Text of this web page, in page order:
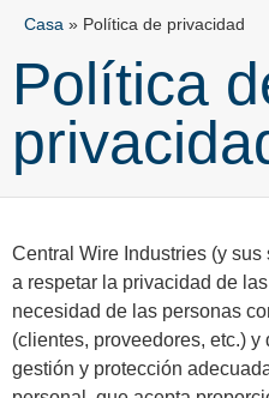
Casa » Política de privacidad
Política
Central Wire Industries (y
a respetar la privacidad de
necesidad de las personas
(clientes, proveedores, etc.)
gestión y protección